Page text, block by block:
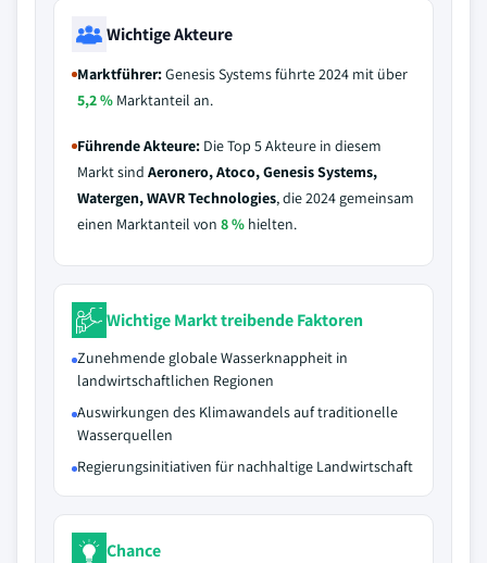
Wichtige Akteure
Marktführer:Genesis Systems führte 2024 mit über
5,2 % Marktanteil an.
Führende Akteure: Die Top 5 Akteure in diesem
Markt sind Aeronero, Atoco, Genesis Systems,
Watergen, WAVR Technologies, die 2024 gemeinsam
einen Marktanteil von 8 % hielten.
Wichtige Markt treibende Faktoren
Zunehmende globale Wasserknappheit in
landwirtschaftlichen Regionen
Auswirkungen des Klimawandels auf traditionelle
Wasserquellen
Regierungsinitiativen für nachhaltige Landwirtschaft
Chance